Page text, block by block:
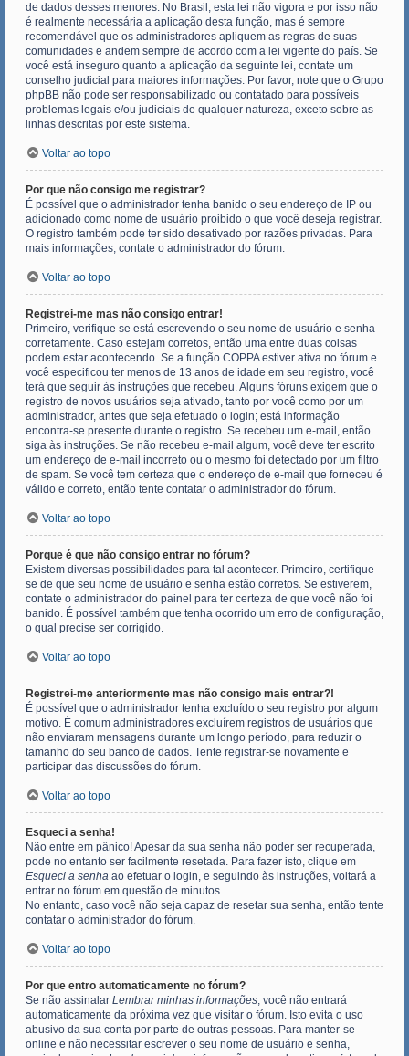
de dados desses menores. No Brasil, esta lei não vigora e por isso não
é realmente necessária a aplicação desta função, mas é sempre
recomendável que os administradores apliquem as regras de suas
comunidades e andem sempre de acordo com a lei vigente do país. Se
você está inseguro quanto a aplicação da seguinte lei, contate um
conselho judicial para maiores informações. Por favor, note que o Grupo
phpBB não pode ser responsabilizado ou contatado para possíveis
problemas legais e/ou judiciais de qualquer natureza, exceto sobre as
linhas descritas por este sistema.
Voltar ao topo
Por que não consigo me registrar?
É possível que o administrador tenha banido o seu endereço de IP ou
adicionado como nome de usuário proibido o que você deseja registrar.
O registro também pode ter sido desativado por razões privadas. Para
mais informações, contate o administrador do fórum.
Voltar ao topo
Registrei-me mas não consigo entrar!
Primeiro, verifique se está escrevendo o seu nome de usuário e senha
corretamente. Caso estejam corretos, então uma entre duas coisas
podem estar acontecendo. Se a função COPPA estiver ativa no fórum e
você especificou ter menos de 13 anos de idade em seu registro, você
terá que seguir às instruções que recebeu. Alguns fóruns exigem que o
registro de novos usuários seja ativado, tanto por você como por um
administrador, antes que seja efetuado o login; está informação
encontra-se presente durante o registro. Se recebeu um e-mail, então
siga às instruções. Se não recebeu e-mail algum, você deve ter escrito
um endereço de e-mail incorreto ou o mesmo foi detectado por um filtro
de spam. Se você tem certeza que o endereço de e-mail que forneceu é
válido e correto, então tente contatar o administrador do fórum.
Voltar ao topo
Porque é que não consigo entrar no fórum?
Existem diversas possibilidades para tal acontecer. Primeiro, certifique-
se de que seu nome de usuário e senha estão corretos. Se estiverem,
contate o administrador do painel para ter certeza de que você não foi
banido. É possível também que tenha ocorrido um erro de configuração,
o qual precise ser corrigido.
Voltar ao topo
Registrei-me anteriormente mas não consigo mais entrar?!
É possível que o administrador tenha excluído o seu registro por algum
motivo. É comum administradores excluírem registros de usuários que
não enviaram mensagens durante um longo período, para reduzir o
tamanho do seu banco de dados. Tente registrar-se novamente e
participar das discussões do fórum.
Voltar ao topo
Esqueci a senha!
Não entre em pânico! Apesar da sua senha não poder ser recuperada,
pode no entanto ser facilmente resetada. Para fazer isto, clique em
Esqueci a senha ao efetuar o login, e seguindo às instruções, voltará a
entrar no fórum em questão de minutos.
No entanto, caso você não seja capaz de resetar sua senha, então tente
contatar o administrador do fórum.
Voltar ao topo
Por que entro automaticamente no fórum?
Se não assinalar Lembrar minhas informações, você não entrará
automaticamente da próxima vez que visitar o fórum. Isto evita o uso
abusivo da sua conta por parte de outras pessoas. Para manter-se
online e não necessitar escrever o seu nome de usuário e senha,